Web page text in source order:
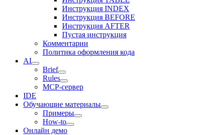
Инструкция INDEX
Инструкция BEFORE
Инструкция AFTER
Пустая инструкция
Комментарии
Политика оформления кода
AI
Brief
Rules
MCP-сервер
IDE
Обучающие материалы
Примеры
How-to
Онлайн демо